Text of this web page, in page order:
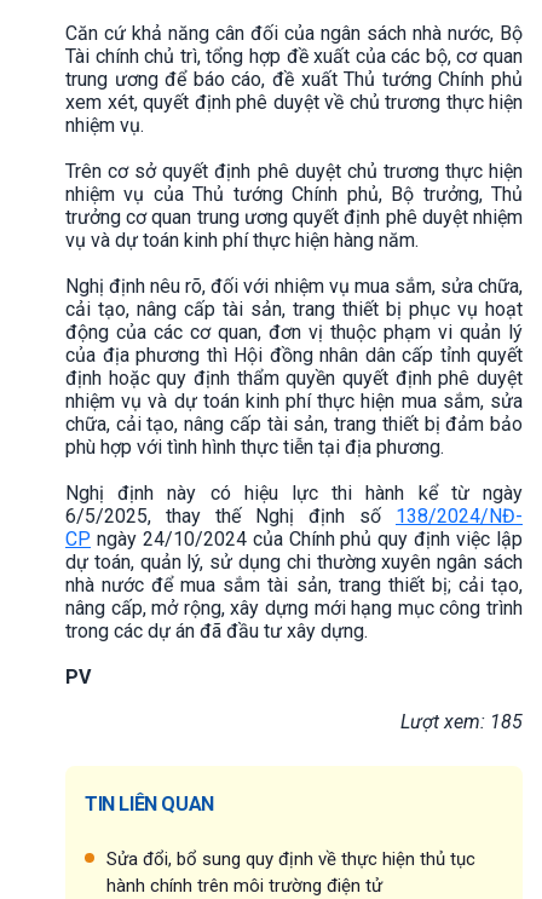
Căn cứ khả năng cân đối của ngân sách nhà nước, Bộ
Tài chính chủ trì, tổng hợp đề xuất của các bộ, cơ quan
trung ương để báo cáo, đề xuất Thủ tướng Chính phủ
xem xét, quyết định phê duyệt về chủ trương thực hiện
nhiệm vụ.
Trên cơ sở quyết định phê duyệt chủ trương thực hiện
nhiệm vụ của Thủ tướng Chính phủ, Bộ trưởng, Thủ
trưởng cơ quan trung ương quyết định phê duyệt nhiệm
vụ và dự toán kinh phí thực hiện hàng năm.
Nghị định nêu rõ, đối với nhiệm vụ mua sắm, sửa chữa,
cải tạo, nâng cấp tài sản, trang thiết bị phục vụ hoạt
động của các cơ quan, đơn vị thuộc phạm vi quản lý
của địa phương thì Hội đồng nhân dân cấp tỉnh quyết
định hoặc quy định thẩm quyền quyết định phê duyệt
nhiệm vụ và dự toán kinh phí thực hiện mua sắm, sửa
chữa, cải tạo, nâng cấp tài sản, trang thiết bị đảm bảo
phù hợp với tình hình thực tiễn tại địa phương.
Nghị định này có hiệu lực thi hành kể từ ngày
6/5/2025, thay thế Nghị định số 138/2024/NĐ-
CP ngày 24/10/2024 của Chính phủ quy định việc lập
dự toán, quản lý, sử dụng chi thường xuyên ngân sách
nhà nước để mua sắm tài sản, trang thiết bị; cải tạo,
nâng cấp, mở rộng, xây dựng mới hạng mục công trình
trong các dự án đã đầu tư xây dựng.
PV
Lượt xem: 185
TIN LIÊN QUAN
Sửa đổi, bổ sung quy định về thực hiện thủ tục
hành chính trên môi trường điện tử